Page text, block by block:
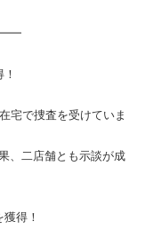
宅で捜査を受けていま
、二店舗とも示談が成
得！